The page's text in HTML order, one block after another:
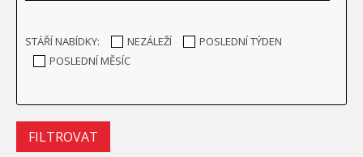
STÁŘÍ NABÍDKY: NEZÁLEŽÍ
POSLEDNÍ TÝDEN
POSLEDNÍ MĚSÍC